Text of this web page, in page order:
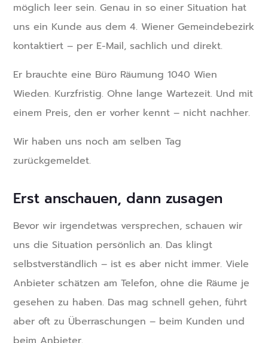
möglich leer sein. Genau in so einer Situation hat
uns ein Kunde aus dem 4. Wiener Gemeindebezirk
kontaktiert – per E-Mail, sachlich und direkt.
Er brauchte eine Büro Räumung 1040 Wien
Wieden. Kurzfristig. Ohne lange Wartezeit. Und mit
einem Preis, den er vorher kennt – nicht nachher.
Wir haben uns noch am selben Tag
zurückgemeldet.
Erst anschauen, dann zusagen
Bevor wir irgendetwas versprechen, schauen wir
uns die Situation persönlich an. Das klingt
selbstverständlich – ist es aber nicht immer. Viele
Anbieter schätzen am Telefon, ohne die Räume je
gesehen zu haben. Das mag schnell gehen, führt
aber oft zu Überraschungen – beim Kunden und